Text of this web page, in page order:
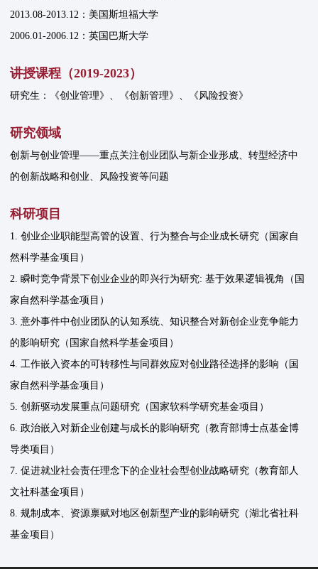
2013.08-2013.12：美国斯坦福大学
2006.01-2006.12：英国巴斯大学
讲授课程（2019-2023）
研究生：《创业管理》、《创新管理》、《风险投资》
研究领域
创新与创业管理——重点关注创业团队与新企业形成、转型经济中
的创新战略和创业、风险投资等问题
科研项目
1. 创业企业职能型高管的设置、行为整合与企业成长研究（国家自
然科学基金项目）
2. 瞬时竞争背景下创业企业的即兴行为研究: 基于效果逻辑视角（国
家自然科学基金项目）
3. 意外事件中创业团队的认知系统、知识整合对新创企业竞争能力
的影响研究（国家自然科学基金项目）
4. 工作嵌入资本的可转移性与同群效应对创业路径选择的影响（国
家自然科学基金项目）
5. 创新驱动发展重点问题研究（国家软科学研究基金项目）
6. 政治嵌入对新企业创建与成长的影响研究（教育部博士点基金博
导类项目）
7. 促进就业社会责任理念下的企业社会型创业战略研究（教育部人
文社科基金项目）
8. 规制成本、资源禀赋对地区创新型产业的影响研究（湖北省社科
基金项目）